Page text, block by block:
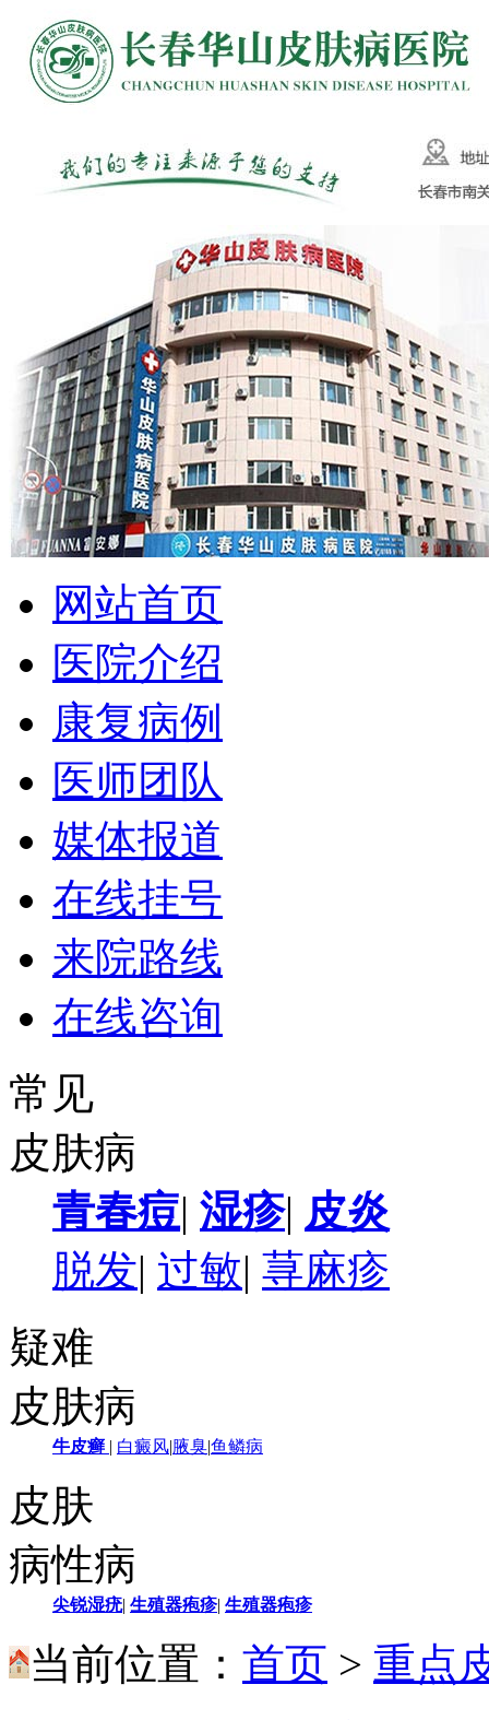
网站首页
医院介绍
康复病例
医师团队
媒体报道
在线挂号
来院路线
在线咨询
常见
皮肤病
青春痘| 湿疹| 皮炎
脱发| 过敏| 荨麻疹
疑难
皮肤病
牛皮癣 | 白癜风|腋臭|鱼鳞病
皮肤
病性病
尖锐湿疣| 生殖器疱疹| 生殖器疱疹
当前位置： 首页 > 重点